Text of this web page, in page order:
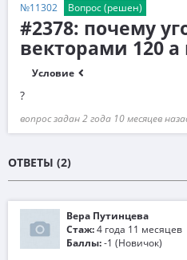
№11302 Вопрос (решен)
#2378: почему
векторами 120 а
Условие
?
вопрос задан 2 года 10 месяцев
ОТВЕТЫ (2)
Вера Путинцева
Стаж:4 года 11 месяцев
Баллы:-1 (Новичок)